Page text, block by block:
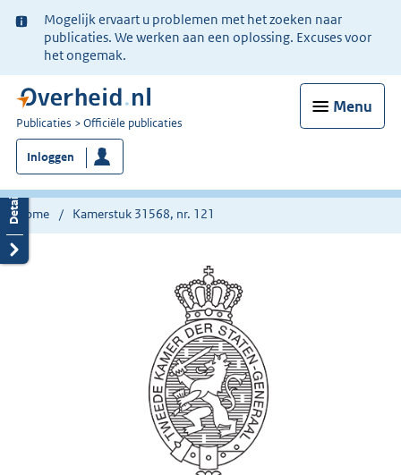
Ter
informatie:
Mogelijk ervaart u problemen met het zoeken naar
publicaties. We werken aan een oplossing. Excuses voor
het ongemak.
Menu
U
bent
nu
hier:
Publicaties Officiële publicaties
Inloggen
Home Kamerstuk 31568, nr. 121